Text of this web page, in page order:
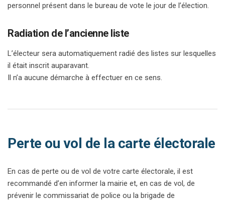
personnel présent dans le bureau de vote le jour de l’élection.
Radiation de l’ancienne liste
L’électeur sera automatiquement radié des listes sur lesquelles
il était inscrit auparavant.
Il n’a aucune démarche à effectuer en ce sens.
Perte ou vol de la carte électorale
En cas de perte ou de vol de votre carte électorale, il est
recommandé d’en informer la mairie et, en cas de vol, de
prévenir le commissariat de police ou la brigade de